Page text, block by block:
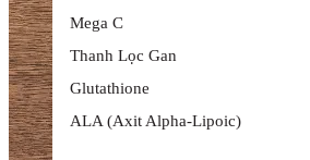
Mega C
Thanh Lọc Gan
Glutathione
ALA (Axit Alpha-Lipoic)